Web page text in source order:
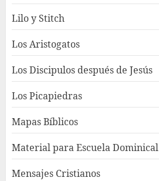
Lilo y Stitch
Los Aristogatos
Los Discipulos después de Jesús
Los Picapiedras
Mapas Bíblicos
Material para Escuela Dominical
Mensajes Cristianos